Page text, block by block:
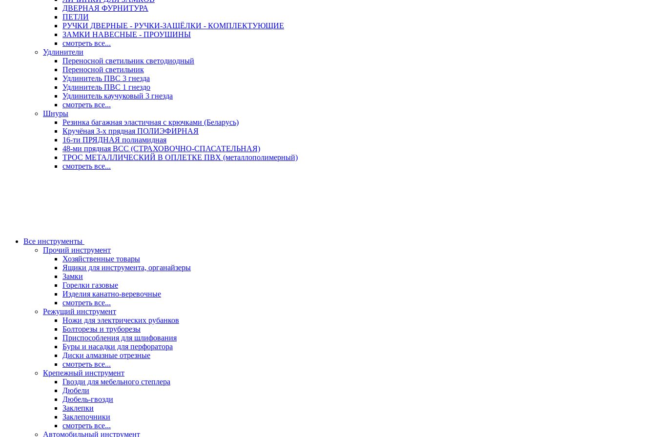
ДВЕРНАЯ ФУРНИТУРА
ПЕТЛИ
РУЧКИ ДВЕРНЫЕ - РУЧКИ-ЗАЩЁЛКИ - КОМПЛЕКТУЮЩИЕ
ЗАМКИ НАВЕСНЫЕ - ПРОУШИНЫ
смотреть все...
Удлинители
Переносной светильник светодиодный
Переносной светильник
Удлинитель ПВС 3 гнезда
Удлинитель ПВС 1 гнездо
Удлинитель каучуковый 3 гнезда
смотреть все...
Шнуры
Резинка багажная эластичная с крючками (Беларусь)
Кручёная 3-х прядная ПОЛИЭФИРНАЯ
16-ти ПРЯДНАЯ полиамидная
48-ми прядная ВСС (СТРАХОВОЧНО-СПАСАТЕЛЬНАЯ)
ТРОС МЕТАЛЛИЧЕСКИЙ В ОПЛЕТКЕ ПВХ (металлополимерный)
смотреть все...
Все инструменты
Прочий инструмент
Хозяйственные товары
Ящики для инструмента, органайзеры
Замки
Горелки газовые
Изделия канатно-веревочные
смотреть все...
Режущий инструмент
Ножи для электрических рубанков
Болторезы и труборезы
Приспособления для шлифования
Буры и насадки для перфоратора
Диски алмазные отрезные
смотреть все...
Крепежный инструмент
Гвозди для мебельного степлера
Дюбели
Дюбель-гвозди
Заклепки
Заклепочники
смотреть все...
Автомобильный инструмент